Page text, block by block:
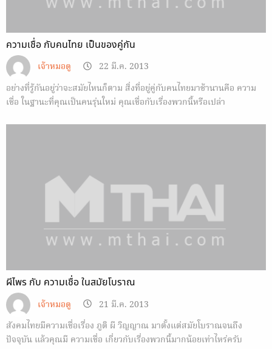
ความเชื่อ กับคนไทย เป็นของคู่กัน
เจ้าหมอดู
22 มี.ค. 2013
อย่างที่รู้กันอยู่ว่าจะสมัยไหนก็ตาม สิ่งที่อยู่คู่กับคนไทยมาช้านานคือ ความ
เชื่อ ในฐานะที่คุณเป็นคนรุ่นใหม่ คุณเชื่อกับเรื่องพวกนี้หรือเปล่า
ผีไพร กับ ความเชื่อ ในสมัยโบราณ
เจ้าหมอดู
21 มี.ค. 2013
สังคมไทยมีความเชื่อเรื่อง ภูติ ผี วิญญาณ มาตั้งแต่สมัยโบราณจนถึง
ปัจจุบัน แล้วคุณมี ความเชื่อ เกี่ยวกับเรื่องพวกนี้มากน้อยเท่าไหร่ครับ